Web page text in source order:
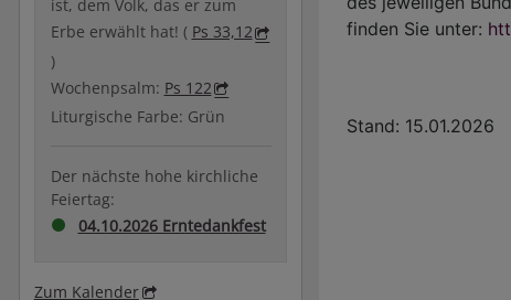
ist, dem Volk, das er zum
Erbe erwählt hat! ( Ps 33,12
)
Wochenpsalm: Ps 122
Liturgische Farbe: Grün
Der nächste hohe kirchliche
Feiertag:
04.10.2026 Erntedankfest
Zum Kalender
finden Sie unter:
Stand: 15.01.2026